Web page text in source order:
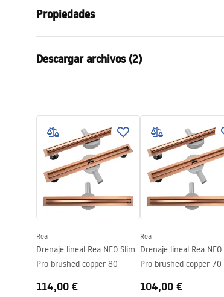
Propiedades
Método de instalación
Color
Alcance del caño
Altura
Tecnología de recubrimiento
Diámetro de la conexión
Descargar archivos (2)
Rea
Drenaje lineal Rea NEO Slim
Pro brushed copper 80
114,00 €
Rea
Drenaje lineal Rea NEO
Pro brushed copper 70
104,00 €